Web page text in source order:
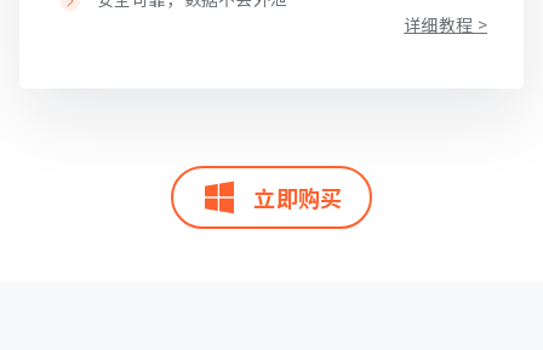
详细教程 >
立即购买